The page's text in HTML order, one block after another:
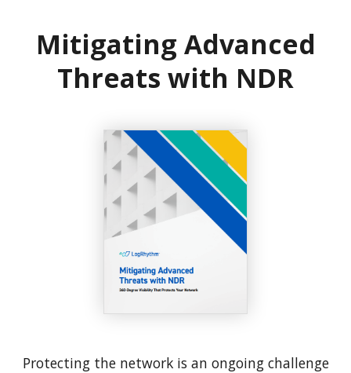
Mitigating Advanced
Threats with NDR
Protecting the network is an ongoing challenge